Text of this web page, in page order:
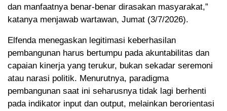
dan manfaatnya benar-benar dirasakan masyarakat,”
katanya menjawab wartawan, Jumat (3/7/2026).
Elfenda menegaskan legitimasi keberhasilan
pembangunan harus bertumpu pada akuntabilitas dan
capaian kinerja yang terukur, bukan sekadar seremoni
atau narasi politik. Menurutnya, paradigma
pembangunan saat ini seharusnya tidak lagi berhenti
pada indikator input dan output, melainkan berorientasi